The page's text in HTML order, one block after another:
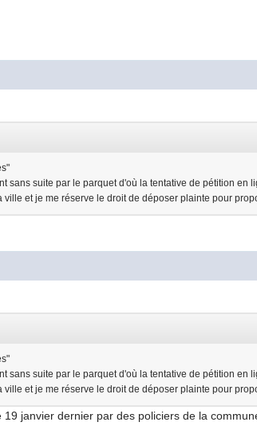
sans suite par le parquet d'où la tentative de pétition en
et je me réserve le droit de déposer plainte pour
sans suite par le parquet d'où la tentative de pétition en
et je me réserve le droit de déposer plainte pour
janvier dernier par des policiers de la